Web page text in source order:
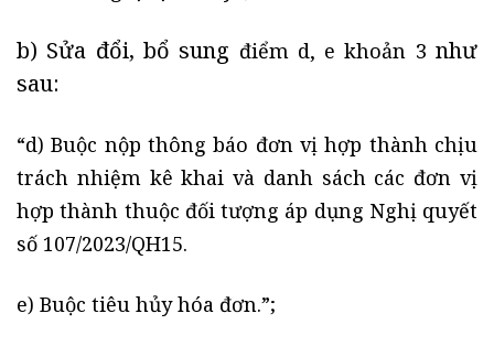
b) Sửa đổi, bổ sung điểm d, e khoản 3như
sau:
“d) Buộc nộp thông báo đơn vị hợp thành chịu
trách nhiệm kê khai và danh sách các đơn vị
hợp thành thuộc đối tượng áp dụng Nghị quyết
số 107/2023/QH15.
e) Buộc tiêu hủy hóa đơn.”;